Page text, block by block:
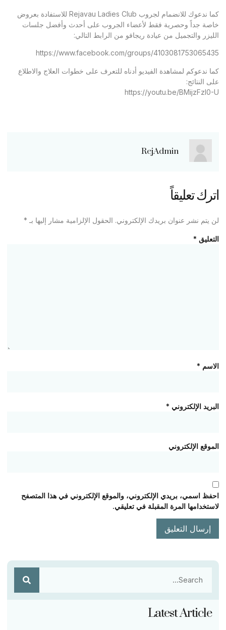
كما ندعوك للانضمام لجروب Rejavau Ladies Club للاستفادة بعروض
خاصة جداً وحصرية فقط لأعضاء الجروب على أحدث وأفضل جلسات
الليزر والتجميل من عيادة ريجافو من الرابط التالي:
https://www.facebook.com/groups/4103081753065435
كما ندعوكم لمشاهدة الفيديو أدناه للتعرف على خطوات العلاج والاطلاع
على النتائج:
https://youtu.be/BMijzFzl0-U
RejAdmin
اترك تعليقاً
لن يتم نشر عنوان بريدك الإلكتروني. الحقول الإلزامية مشار إليها بـ *
التعليق *
الاسم *
البريد الإلكتروني *
الموقع الإلكتروني
احفظ اسمي، بريدي الإلكتروني، والموقع الإلكتروني في هذا المتصفح
لاستخدامها المرة المقبلة في تعليقي.
Latest Article